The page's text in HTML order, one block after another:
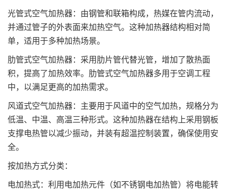
光管式空气加热器：由钢管和联箱构成，热媒在管内流动，
并通过管子的外表面来加热空气。这种加热器结构相对简
单，适用于多种加热场景。
肋管式空气加热器：采用肋片管代替光管，增加了散热面
积，提高了加热效率。肋管式空气加热器多用于空调工程
中，以满足更高的加热需求。
风道式空气加热器：主要用于风道中的空气加热，规格分为
低温、中温、高温三种形式。这种加热器在结构上采用钢板
支撑电热管以减少振动，并装有超温控制装置，确保使用安
全。
按加热方式分类：
电加热式：利用电加热元件（如不锈钢电加热管）将电能转